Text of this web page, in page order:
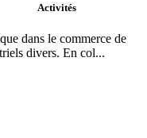
Activités
dans le commerce de
divers. En col...